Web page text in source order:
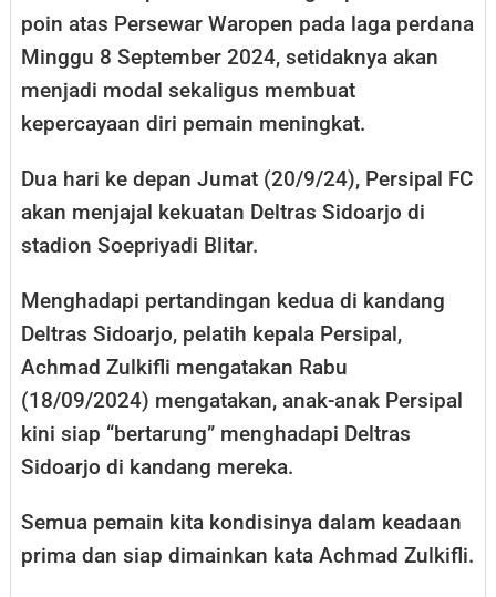
poin atas Persewar Waropen pada laga perdana
Minggu 8 September 2024, setidaknya akan
menjadi modal sekaligus membuat
kepercayaan diri pemain meningkat.
Dua hari ke depan Jumat (20/9/24), Persipal FC
akan menjajal kekuatan Deltras Sidoarjo di
stadion Soepriyadi Blitar.
Menghadapi pertandingan kedua di kandang
Deltras Sidoarjo, pelatih kepala Persipal,
Achmad Zulkifli mengatakan Rabu
(18/09/2024) mengatakan, anak-anak Persipal
kini siap “bertarung” menghadapi Deltras
Sidoarjo di kandang mereka.
Semua pemain kita kondisinya dalam keadaan
prima dan siap dimainkan kata Achmad Zulkifli.